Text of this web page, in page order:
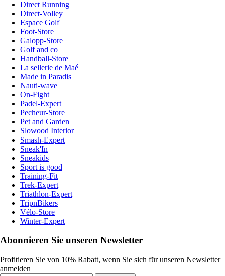
Direct Running
Direct-Volley
Espace Golf
Foot-Store
Galopp-Store
Golf and co
Handball-Store
La sellerie de Maé
Made in Paradis
Nauti-wave
On-Fight
Padel-Expert
Pecheur-Store
Pet and Garden
Slowood Interior
Smash-Expert
Sneak'In
Sneakids
Sport is good
Training-Fit
Trek-Expert
Triathlon-Expert
TripnBikers
Vélo-Store
Winter-Expert
Abonnieren Sie unseren Newsletter
Profitieren Sie von 10% Rabatt, wenn Sie sich für unseren Newsletter
anmelden